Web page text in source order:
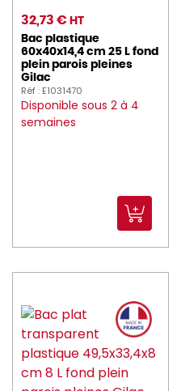
32,73 € HT
Bac plastique
60x40x14,4 cm 25 L fond
plein parois pleines
Gilac
Réf : E1031470
Disponible sous 2 à 4
semaines